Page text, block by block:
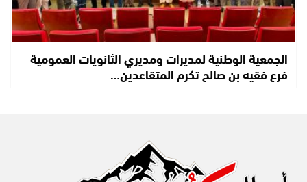
الجمعية الوطنية لمديرات ومديري الثانويات العمومية
فرع فقيه بن صالح تكرم المتقاعدين…